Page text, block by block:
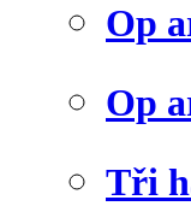
Op
Op
Tři